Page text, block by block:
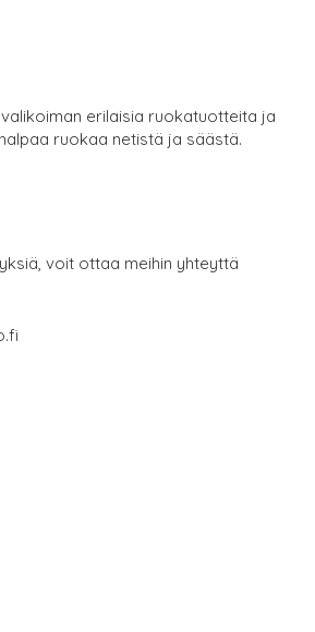
erilaisia ruokatuotteita ja
ruokaa netistä ja säästä.
voit ottaa meihin yhteyttä